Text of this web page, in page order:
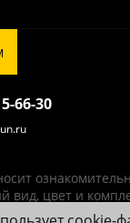
66-30
вид, цвет и
без уведомления.